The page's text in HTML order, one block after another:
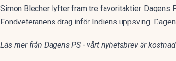
Simon Blecher lyfter fram tre favoritaktier. Dagens
Fondveteranens drag inför Indiens uppsving.
Läs mer från Dagens PS - vårt nyhetsbrev är